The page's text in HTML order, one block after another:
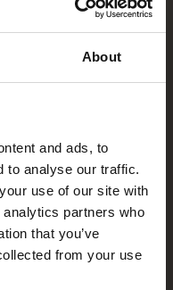
About
and ads, to
to analyse our traffic.
use of our site with
partners who
that you’ve
from your use
– ganz ohne
sofort per E-Mail
zu Hause per